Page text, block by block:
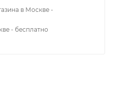
в Москве -
- бесплатно